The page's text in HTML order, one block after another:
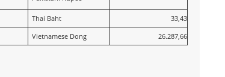
Thai Baht
33,43
Vietnamese Dong 26.287,66